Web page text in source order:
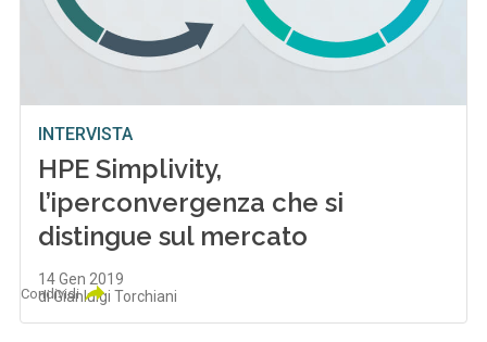
INTERVISTA
HPE Simplivity,
l’iperconvergenza che si
distingue sul mercato
14 Gen 2019
di Gianluigi Torchiani
Condividi